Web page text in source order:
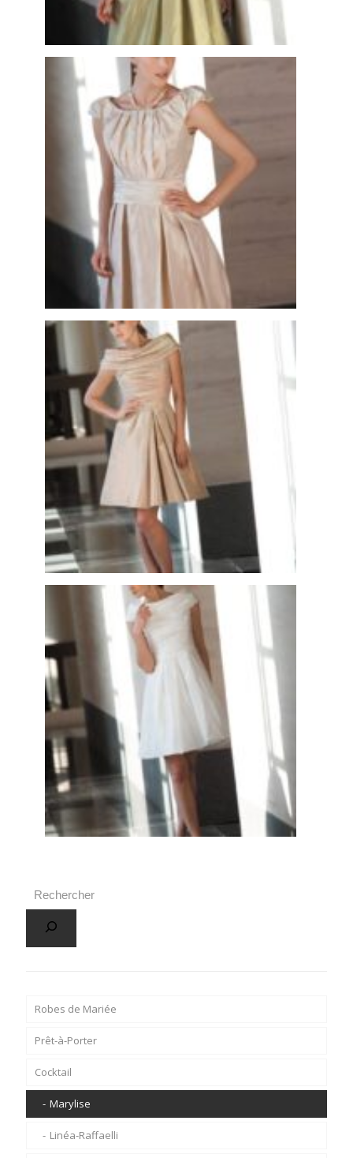
Robes de Mariée
San Patrick
Rembo Styling
Linéa-Raffaelli
Marylise
Prêt-à-Porter
Caroline Biss
Marie Méro
Blue iv
Cocktail
Marylise
Linéa-Raffaelli